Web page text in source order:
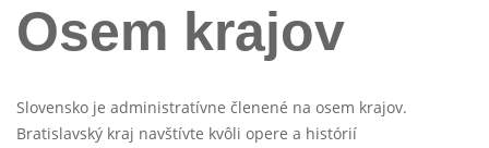
Osem krajov
Slovensko je administratívne členené na osem krajov.
Bratislavský kraj navštívte kvôli opere a histórií